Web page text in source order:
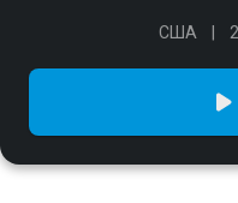
США